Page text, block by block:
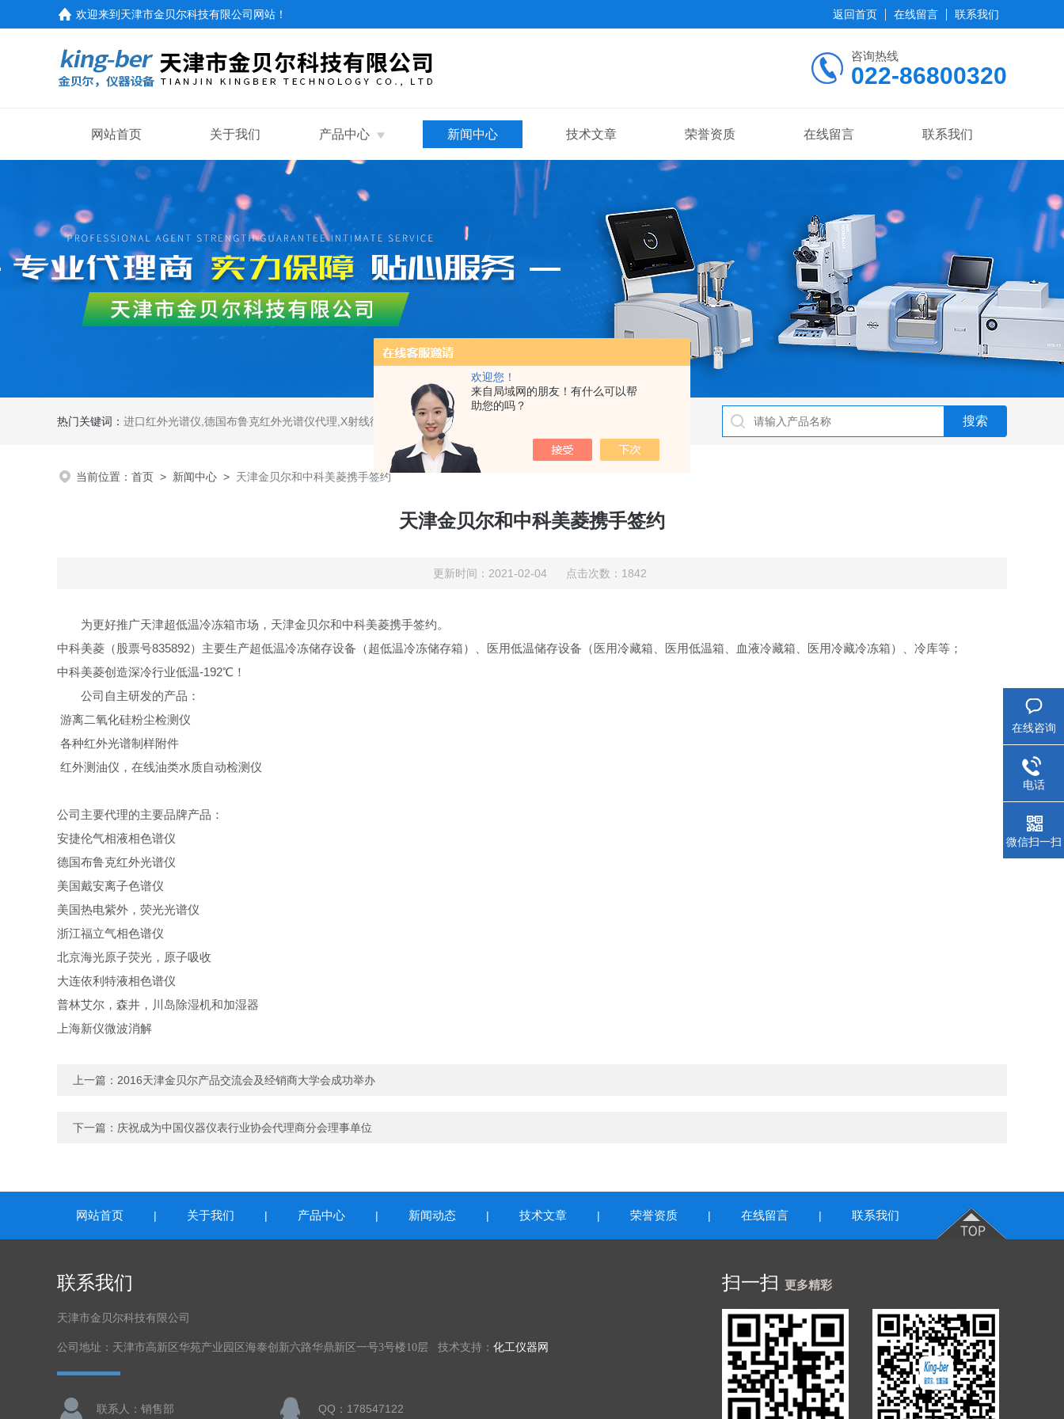
欢迎您！
来自局域网的朋友！有什么可以帮
助您的吗？
欢迎来到 天津市金贝尔科技有限公司网站 ！ 返回首页 在线留言 联系我们
咨询热线
022-86800320
网站首页 关于我们 产品中心 新闻中心 技术文章 荣誉资质 在线留言 联系我们
热门关键词： 进口红外光谱仪 德国布鲁克红外光谱仪代理 X射线衍射仪 马尔文帕纳科激光粒度仪
当前位置： 首页 > 新闻中心 > 天津金贝尔和中科美菱携手签约
天津金贝尔和中科美菱携手签约
更新时间：2021-02-04 点击次数：1842
为更好推广天津超低温冷冻箱市场， 天津金贝尔和中科美菱携手签约。
中科美菱（股票号835892）主要生产超低温冷冻储存设备（超低温冷冻储存箱）、医用低温储存设备（医用冷藏箱、医用低温箱、血液冷藏箱、医用冷藏冷冻箱）、冷库等；
中科美菱创造深冷行业低温-192℃！
公司自主研发的产品：
游离二氧化硅粉尘检测仪
各种红外光谱制样附件
红外测油仪，在线油类水质自动检测仪
公司主要代理的主要品牌产品：
安捷伦气相液相色谱仪
德国布鲁克红外光谱仪
美国戴安离子色谱仪
美国热电紫外，荧光光谱仪
浙江福立气相色谱仪
北京海光原子荧光，原子吸收
大连依利特液相色谱仪
普林艾尔，森井，川岛除湿机和加湿器
上海新仪微波消解
上一篇： 2016天津金贝尔产品交流会及经销商大学会成功举办
下一篇： 庆祝成为中国仪器仪表行业协会代理商分会理事单位
网站首页 | 关于我们 | 产品中心 | 新闻动态 | 技术文章 | 荣誉资质 | 在线留言 | 联系我们
联系我们
天津市金贝尔科技有限公司
公司地址：天津市高新区华苑产业园区海泰创新六路华鼎新区一号3号楼10层 技术支持： 化工仪器网
联系人：销售部 QQ：178547122
扫一扫 更多精彩
在线咨询
电话
微信扫一扫